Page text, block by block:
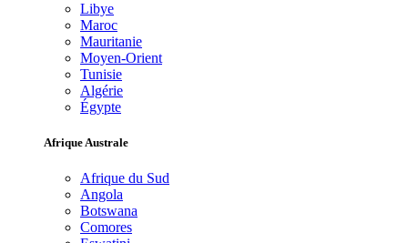
Libye
Maroc
Mauritanie
Moyen-Orient
Tunisie
Algérie
Égypte
Afrique Australe
Afrique du Sud
Angola
Botswana
Comores